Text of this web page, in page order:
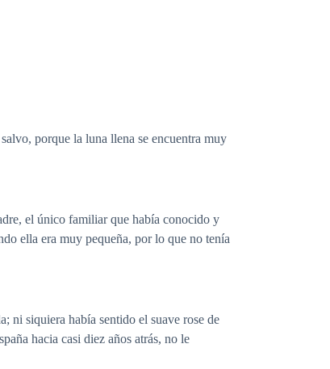
porque la luna llena se encuentra muy
el único familiar que había conocido y
ella era muy pequeña, por lo que no tenía
ni siquiera había sentido el suave rose de
hacia casi diez años atrás, no le